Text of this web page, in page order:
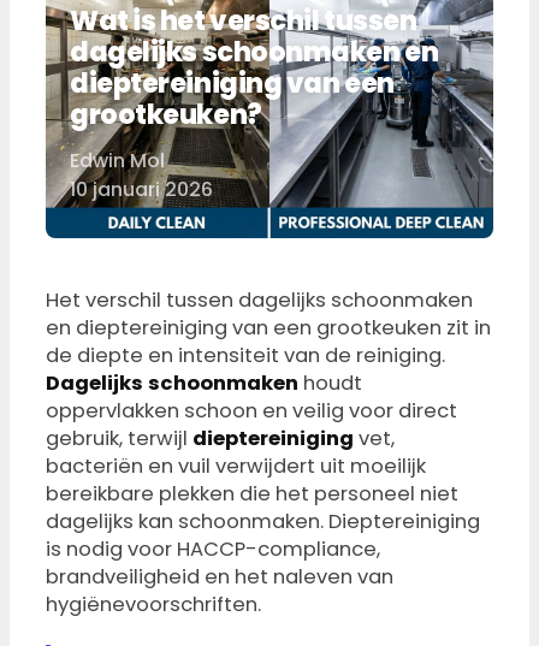
Wat is het verschil tussen
dagelijks schoonmaken en
dieptereiniging van een
grootkeuken?
Door
Edwin Mol
10 januari 2026
Het verschil tussen dagelijks schoonmaken
en dieptereiniging van een grootkeuken zit in
de diepte en intensiteit van de reiniging.
Dagelijks schoonmaken houdt
oppervlakken schoon en veilig voor direct
gebruik, terwijl dieptereiniging vet,
bacteriën en vuil verwijdert uit moeilijk
bereikbare plekken die het personeel niet
dagelijks kan schoonmaken. Dieptereiniging
is nodig voor HACCP-compliance,
brandveiligheid en het naleven van
hygiënevoorschriften.